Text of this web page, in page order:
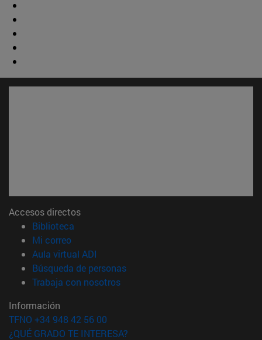
Accesos directos
Biblioteca
Mi correo(abre en nueva ventana)
Aula virtual ADI
Búsqueda de personas(abre en nueva ventana)
Trabaja con nosotros(abre en nueva ventana)
Información
TFNO +34 948 42 56 00
¿QUÉ GRADO TE INTERESA?